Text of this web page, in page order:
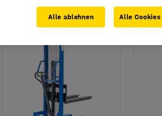
Alle ablehnen Alle